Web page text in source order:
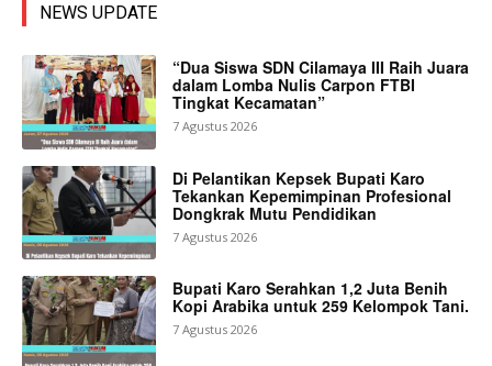
NEWS UPDATE
“Dua Siswa SDN Cilamaya III Raih Juara
dalam Lomba Nulis Carpon FTBI
Tingkat Kecamatan”
7 Agustus 2026
Di Pelantikan Kepsek Bupati Karo
Tekankan Kepemimpinan Profesional
Dongkrak Mutu Pendidikan
7 Agustus 2026
Bupati Karo Serahkan 1,2 Juta Benih
Kopi Arabika untuk 259 Kelompok Tani.
7 Agustus 2026